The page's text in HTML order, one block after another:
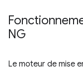
NG
Le moteur de mise